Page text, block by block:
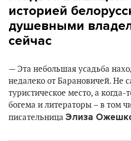
историей
душевными
сейчас
— Эта небольшая усадьба
недалеко от Барановичей. Не
туристическое место, а когда-
богема и литераторы – в том
писательница Элиза